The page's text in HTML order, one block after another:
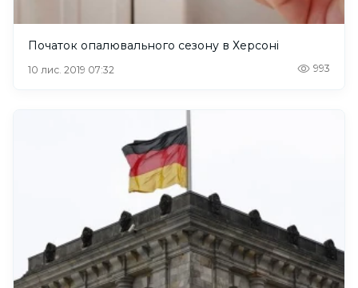
Початок опалювального сезону в Херсоні
10 лис. 2019 07:32 993